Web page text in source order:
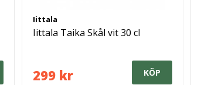
Iittala
Iittala Taika Skål vit 30 cl
299 kr KÖP